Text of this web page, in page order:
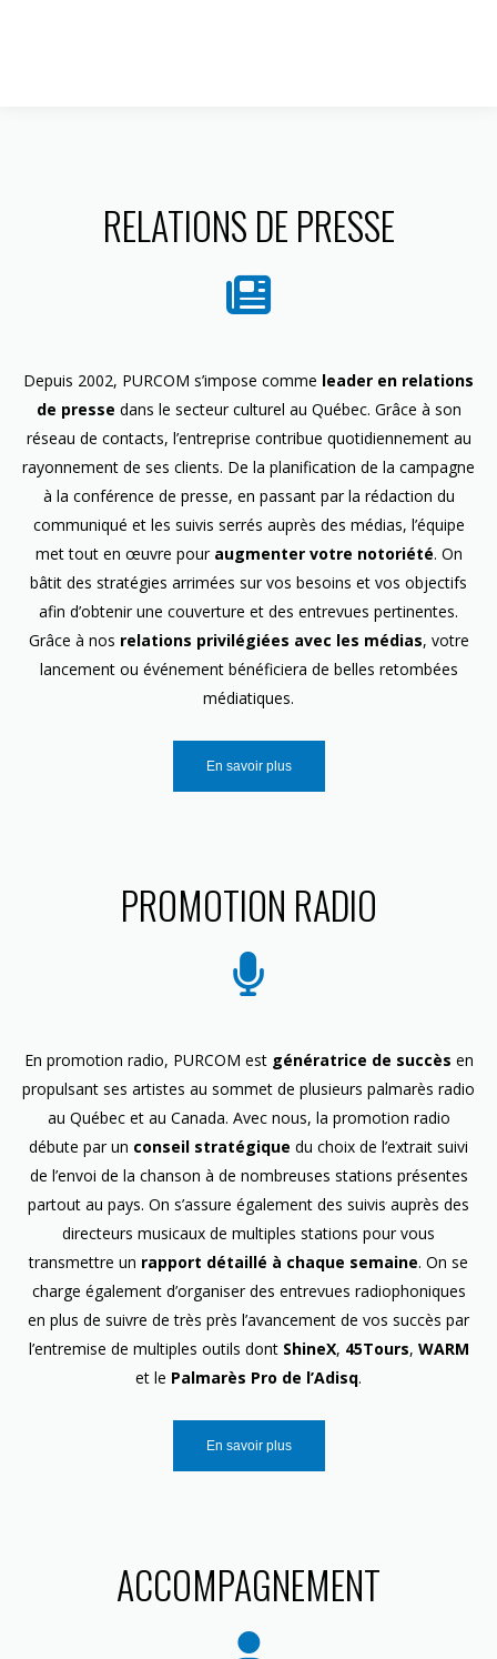
RELATIONS DE PRESSE
Depuis 2002, PURCOM s’impose comme leader en relations
de presse dans le secteur culturel au Québec. Grâce à son
réseau de contacts, l’entreprise contribue quotidiennement au
rayonnement de ses clients. De la planification de la campagne
à la conférence de presse, en passant par la rédaction du
communiqué et les suivis serrés auprès des médias, l’équipe
met tout en œuvre pour augmenter votre notoriété. On
bâtit des stratégies arrimées sur vos besoins et vos objectifs
afin d’obtenir une couverture et des entrevues pertinentes.
Grâce à nos relations privilégiées avec les médias, votre
lancement ou événement bénéficiera de belles retombées
médiatiques.
En savoir plus
PROMOTION RADIO
En promotion radio, PURCOM est génératrice de succès en
propulsant ses artistes au sommet de plusieurs palmarès radio
au Québec et au Canada. Avec nous, la promotion radio
débute par un conseil stratégique du choix de l’extrait suivi
de l’envoi de la chanson à de nombreuses stations présentes
partout au pays. On s’assure également des suivis auprès des
directeurs musicaux de multiples stations pour vous
transmettre un rapport détaillé à chaque semaine. On se
charge également d’organiser des entrevues radiophoniques
en plus de suivre de très près l’avancement de vos succès par
l’entremise de multiples outils dont ShineX, 45Tours, WARM
et le Palmarès Pro de l’Adisq.
En savoir plus
ACCOMPAGNEMENT